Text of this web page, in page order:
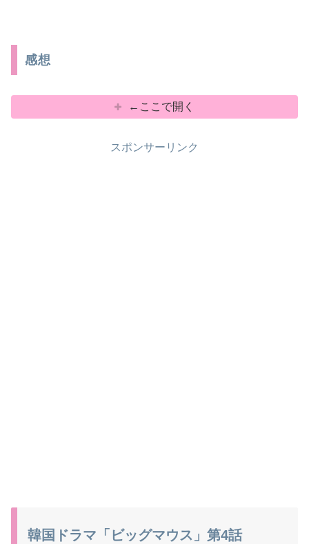
感想
←ここで開く
スポンサーリンク
韓国ドラマ「ビッグマウス」第4話